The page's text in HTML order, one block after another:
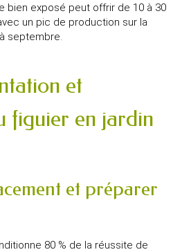
bien exposé peut offrir de 10 à 30
un pic de production sur la
septembre.
et
figuier en jardin
et préparer
80 % de la réussite de